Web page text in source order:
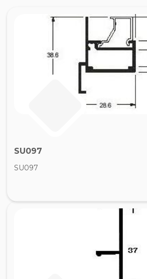
SU097
SU097